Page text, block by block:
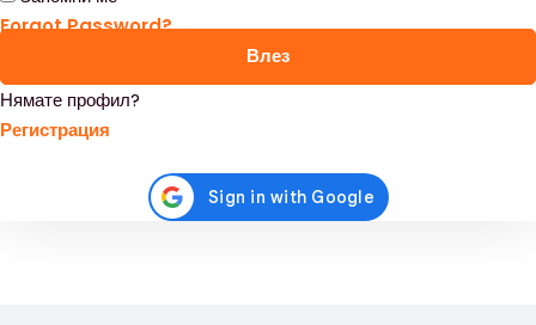
Forgot Password?
Влез
Нямате профил?
Регистрация